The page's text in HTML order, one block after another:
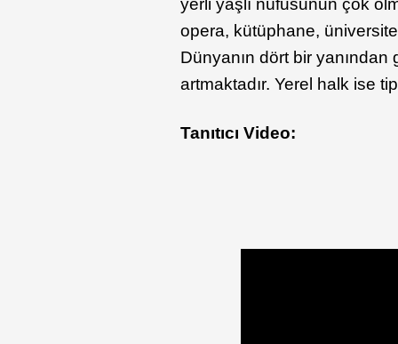
yerli yaşlı nüfusunun çok
opera, kütüphane,
Dünyanın dört bir
artmaktadır. Yerel halk ise
Tanıtıcı Video: